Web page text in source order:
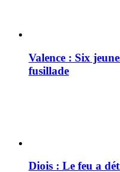
Valence : Six
fusillade
Diois : Le feu a